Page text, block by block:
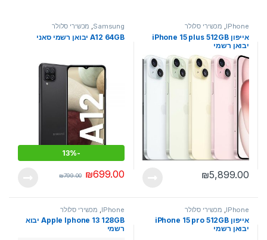
IPhone
, מכשירי סלולר
אייפון iPhone 15 plus 512GB
יבואן רשמי
₪5,899.00
Samsung
, מכשירי סלולר
A12 64GB יבואן רשמי סאני
-
13%
₪699.00
₪799.00
IPhone מכשירי סלולר
אייפון iPhone 15 pro 512GB
יבואן רשמי
IPhone מכשירי סלולר
Apple Iphone 13 128GB יבוא
רשמי